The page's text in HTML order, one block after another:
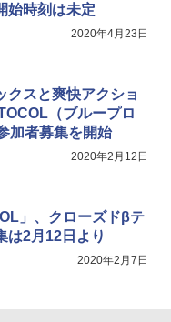
始時刻は未定
2020年4月23日
クスと爽快アクショ
（ブループロ
加者募集を開始
2020年2月12日
」、クローズドβテ
は2月12日より
2020年2月7日